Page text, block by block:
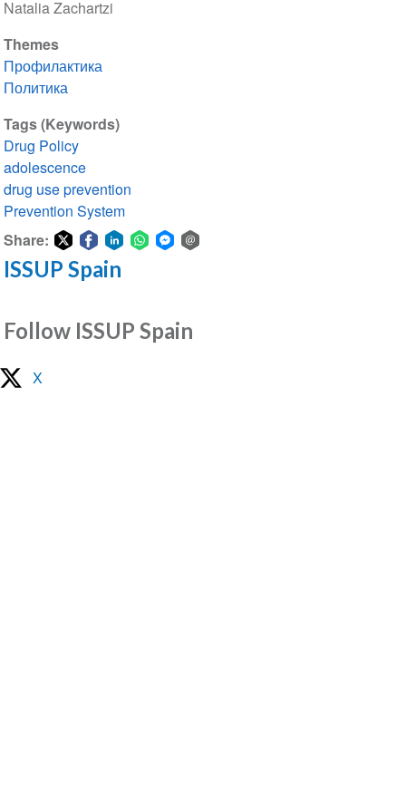
Natalia Zachartzi
Themes
Профилактика
Политика
Tags (Keywords)
Drug Policy
adolescence
drug use prevention
Prevention System
Share:
ShareShareShare
Messenger
ISSUP Spain
Follow ISSUP Spain
X